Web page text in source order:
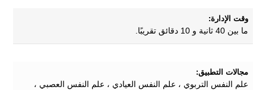
وقت الإدارة:
ما بين 40 ثانية و 10 دقائق تقريبًا.
مجالات التطبيق:
علم النفس التربوي ، علم النفس العيادي ، علم النفس العصبي ،